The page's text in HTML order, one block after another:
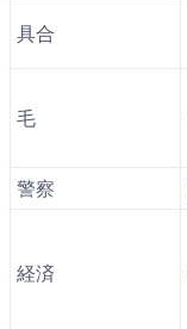
具合
毛
警察
経済